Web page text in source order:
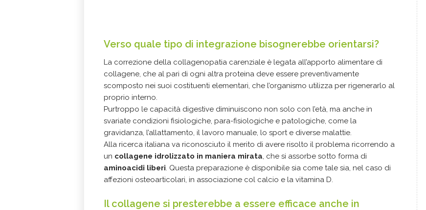
Verso quale tipo di integrazione bisognerebbe orientarsi?
La correzione della collagenopatia carenziale è legata all’apporto alimentare di
collagene, che al pari di ogni altra proteina deve essere preventivamente
scomposto nei suoi costituenti elementari, che l’organismo utilizza per rigenerarlo al
proprio interno.
Purtroppo le capacità digestive diminuiscono non solo con l’età, ma anche in
svariate condizioni fisiologiche, para-fisiologiche e patologiche, come la
gravidanza, l’allattamento, il lavoro manuale, lo sport e diverse malattie.
Alla ricerca italiana va riconosciuto il merito di avere risolto il problema ricorrendo a
un collagene idrolizzato in maniera mirata, che si assorbe sotto forma di
aminoacidi liberi. Questa preparazione è disponibile sia come tale sia, nel caso di
affezioni osteoarticolari, in associazione col calcio e la vitamina D.
Il collagene si presterebbe a essere efficace anche in